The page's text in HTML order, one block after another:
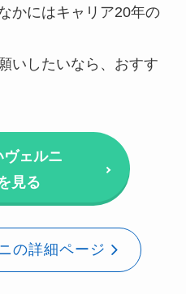
かにはキャリア20年の
いしたいなら、おすす
ヴェルニ
見る
の詳細ページ